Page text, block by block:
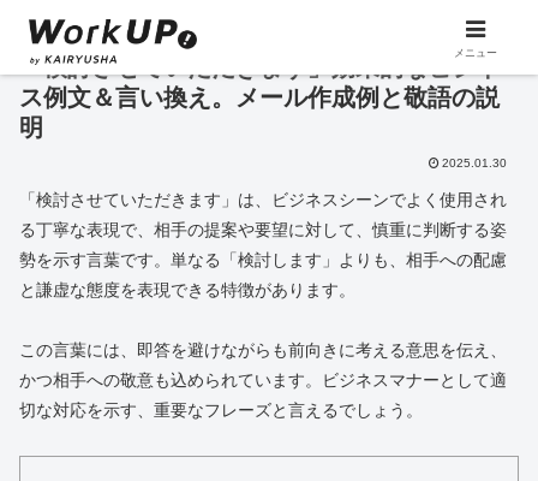
「検討させていただきます」効果的なビジネ
ス例文＆言い換え。メール作成例と敬語の説
明
2025.01.30
「検討させていただきます」は、ビジネスシーンでよく使用され
る丁寧な表現で、相手の提案や要望に対して、慎重に判断する姿
勢を示す言葉です。単なる「検討します」よりも、相手への配慮
と謙虚な態度を表現できる特徴があります。
この言葉には、即答を避けながらも前向きに考える意思を伝え、
かつ相手への敬意も込められています。ビジネスマナーとして適
切な対応を示す、重要なフレーズと言えるでしょう。
メニュー